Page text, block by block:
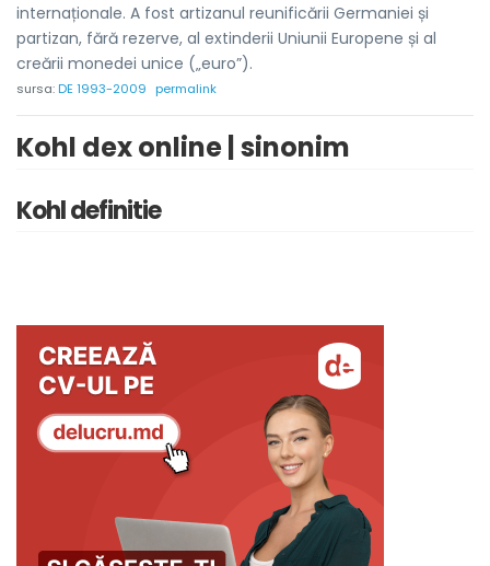
internaționale. A fost artizanul reunificării Germaniei și
partizan, fără rezerve, al extinderii Uniunii Europene și al
creării monedei unice („euro”).
sursa:DE 1993-2009 permalink
Kohl dex online | sinonim
Kohl definitie